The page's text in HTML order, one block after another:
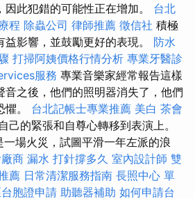
此犯錯的可能性正在增加。 台北
程 除蟲公司 律師推薦 徵信社 積極
影響，並鼓勵更好的表現。 防水
打掃阿姨價格行情分析 專業牙醫診
服務 專業音樂家經常報告這樣
音之後，他們的照明器消失了，他們
懼。 台北記帳士專業推薦 美白 茶會
己的緊張和自尊心轉移到表演上。
場火災，試圖平滑一年左派的浪
商 漏水 打針撐多久 室內設計師 雙
薦 日常清潔服務指南 長照中心 單
胞證申請 助聽器補助 如何申請台